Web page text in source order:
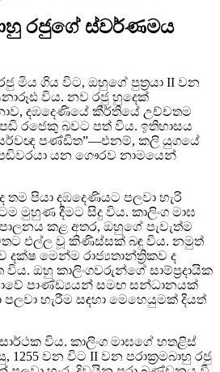
රජුගේ ස්වර්ණමය
මිය ගිය විට, ඔහුගේ පුත්‍රයා II වන
විය. නව රජු හුදෙක්
දඹදෙණියේ කීර්තියේ උච්චතම
රජෙකු බවට පත් විය. ඉතිහාසය
සර්වඥ පණ්ඩිත”—එනම්, කලි යුගයේ
යන ගෞරව නාමයෙන්
තම පියා දඹදෙණියට පලවා හැරි
මුහුණ දීමට සිදු විය. කාලිංග මාඝ
කළ අතර, ඔහුගේ පැවැත්ම
එල්ල වූ කිණිස්සක් බඳු විය. නමුත්
මෙන්ම රාජ්‍යතාන්ත්‍රිකව ද
ඔහු කාලිංගවරුන්ගේ සාම්ප්‍රදායික
පාණ්ඩ්‍යයන් සමඟ සන්ධානයක්
හැරීම සඳහා මෙහෙයුමක් දියත්
විය. කාලිංග මාඝගේ හතළිස්
වන විට II වන පරාක්‍රමබාහු රජු